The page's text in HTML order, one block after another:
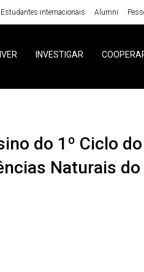
Estudantes internacionais Alumni
INVESTIGAR
Naturais